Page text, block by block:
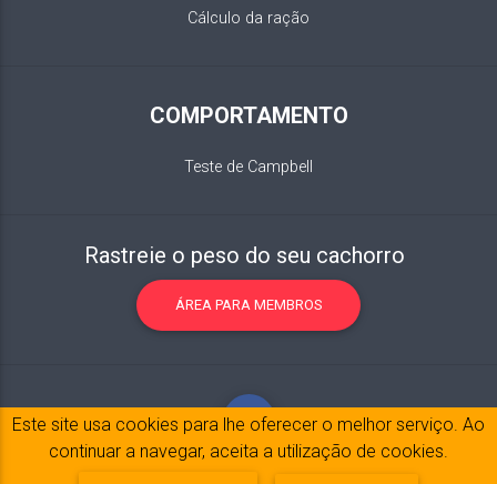
Cálculo da ração
COMPORTAMENTO
Teste de Campbell
Rastreie o peso do seu cachorro
ÁREA PARA MEMBROS
Este site usa cookies para lhe oferecer o melhor serviço. Ao
continuar a navegar, aceita a utilização de cookies.